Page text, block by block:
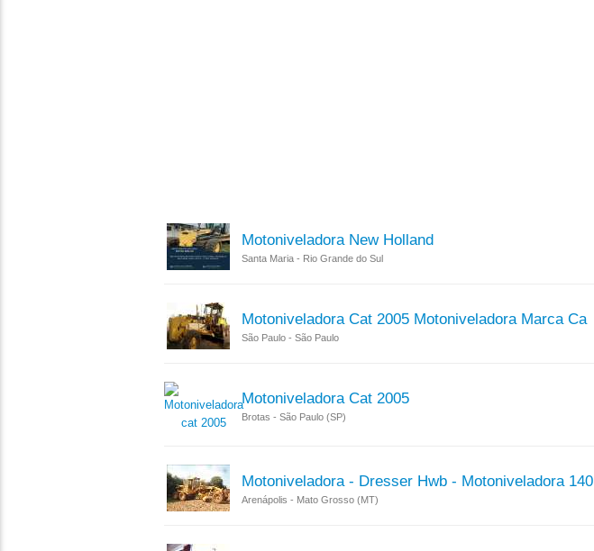
Motoniveladora New Holland
Santa Maria - Rio Grande do Sul
Motoniveladora Cat 2005 Motoniveladora Marca Ca
São Paulo - São Paulo
Motoniveladora Cat 2005
Brotas - São Paulo (SP)
Motoniveladora - Dresser Hwb - Motoniveladora 140
Arenápolis - Mato Grosso (MT)